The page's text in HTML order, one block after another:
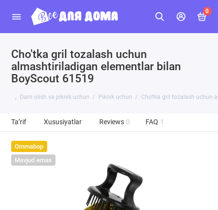
0
Сho'tka gril tozalash uchun
almashtiriladigan elementlar bilan
BoyScout 61519
Dam olish va piknik uchun Piknik uchun Сho'tka gril tozalash uchun
Ta’rif Xususiyatlar Reviews 0 FAQ 1
Ommabop
Mavjud emas